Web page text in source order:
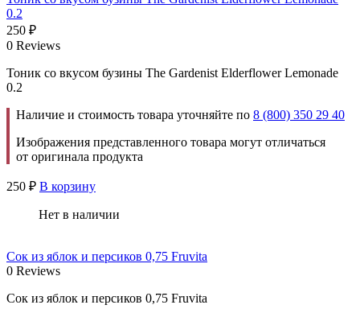
0.2
250 ₽
0 Reviews
Тоник со вкусом бузины The Gardenist Elderflower Lemonade
0.2
Наличие и стоимость товара уточняйте по 8 (800) 350 29 40
Изображения представленного товара могут отличаться
от оригинала продукта
250 ₽ В корзину
Нет в наличии
Сок из яблок и персиков 0,75 Fruvita
0 Reviews
Сок из яблок и персиков 0,75 Fruvita